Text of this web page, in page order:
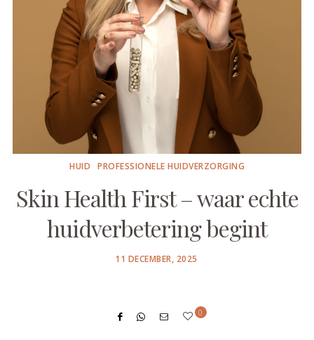
HUID PROFESSIONELE HUIDVERZORGING
Skin Health First – waar echte
huidverbetering begint
POSTED
11 DECEMBER, 2025
0